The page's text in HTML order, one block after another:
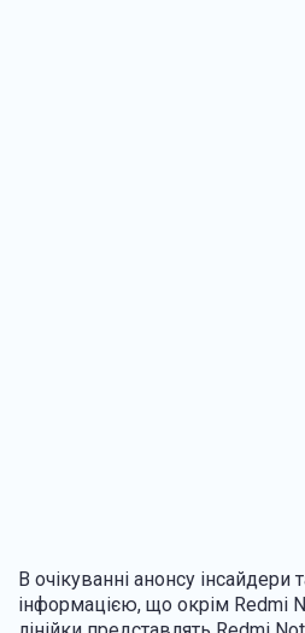
В очікуванні анонсу інсайдери
інформацією, що окрім Redmi